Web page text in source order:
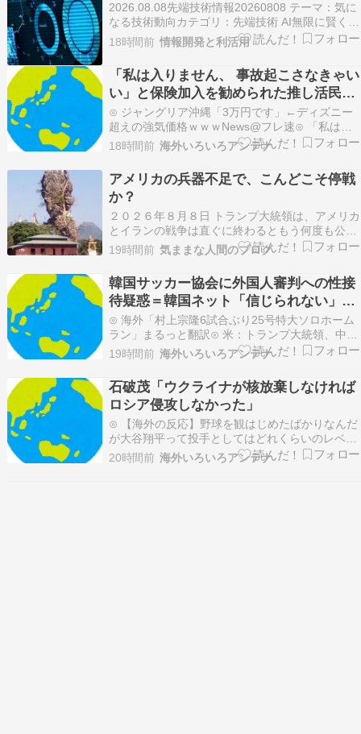
2026.08.08先端技術情報20260808 テーマ：気に
なる技術動向カテゴリ：先端技術 ​AI無限に賢くな
る「自己改善型AI」、是が非でも開発を推進すべ
きなのか - BloombergBloombergAI開発レースの
中止を求める100人を超えるデモ隊が先月、サン
フランシ…
18時間前 情報開発と利活用
「私は入りません、 事故起こさなきゃい
い」と保険加入を勧められた推し活民が
反発、保険代が勿体無いし事故起こした
として……
⊙ ジャングリア沖縄「3万円です」←ディズニー
超えの強気価格ｗｗｗNews@フレ速⊙ 「私は入
りません、 事故起こさなきゃいい」と保険加入を
勧められた推し活民が反発、保険代が勿体無いし
事故起こしたとして……U-1 NEWS.⊙ 米：トラン
プ大統領、中国等の「敵性外国人」による「米…
18時間前 海外いろいろアンテナ
アメリカの兵器不足で、こんどこそ停戦
か？
２０２６年８月８日 トランプ大統領は、アメリカ
とイランの戦争は直ぐに終わるともう何度も公言
していたが、今度こそ実現の可能性が出て来た。
世界一の軍事大国アメリカの兵器が枯渇してしま
っているようだ。トランプ氏、国防長官に怒りし
かし、空爆による攻撃は長く継続していたが、陸
上部隊の方の兵…
19時間前 気ままな人間のブログ
韓国サッカー協会に外国人審判への性接
待疑惑＝韓国ネット「信じられない」
「要求した審判もおかしい」［8/8］
⊙ 海外「村上宗隆6試合ぶり25号特大ソロホーム
ラン」まるっと翻訳⊙ 米：トランプ大統領、中国
等の「敵性外国人」による「米国籍目的の出産ツ
ーリズム禁止令」に署名…寄生侵略防止へ[海外の
反応]海外報道翻訳所⊙ 中国人「日本人はどうし
てこんなに複雑な地下鉄・鉄道路線を設計できる
のか?…
19時間前 海外いろいろアンテナ
石破茂「ウクライナが核放棄しなければ
ロシア侵攻しなかった」
⊙ 【海外の反応】野球を観はじめたばかりなんだ
が大谷翔平って投手としてはどれくらいのレベル
なの？ → 「トップ層ではあるが二刀流の影響で
超一流とまでは言えないイメージ」「投手に専念
20時間前 海外いろいろアンテナ